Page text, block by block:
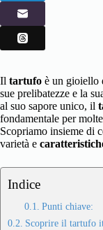
Il tartufo è un gioiello
sue prelibatezze e la
al suo sapore unico, il
fondamentale per molte
Scopriamo insieme di
varietà e
Indice
Punti chiave:
Scoprire il tartufo